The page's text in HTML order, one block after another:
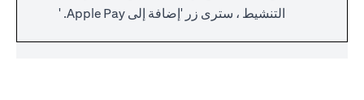
التنشيط ، سترى زر 'إضافة إلى Apple Pay. '